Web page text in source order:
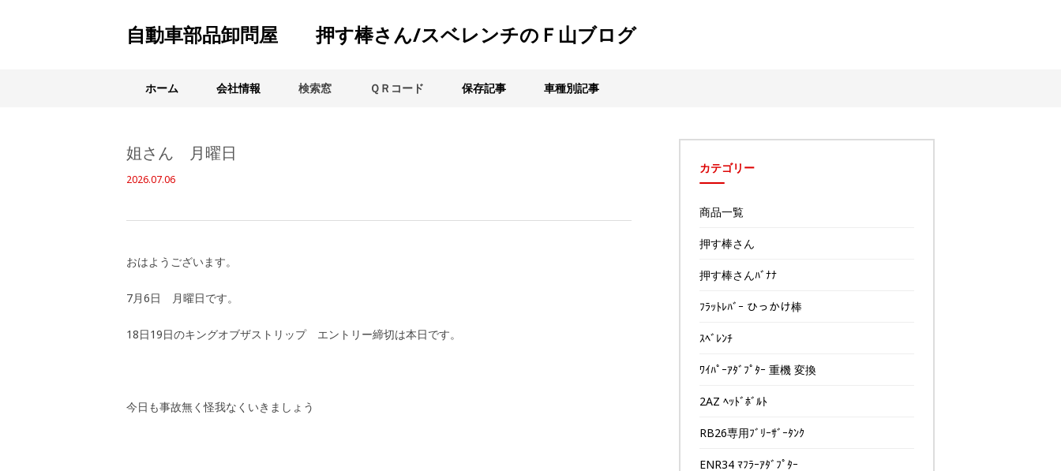
自動車部品卸問屋 押す棒さん/スベレンチのＦ山ブログ
ホーム 会社情報 検索窓 ＱＲコード 保存記事 車種別記事
姐さん 月曜日
2026.07.06
おはようございます。
7月6日 月曜日です。
18日19日のキングオブザストリップ エントリー締切は本日です。
今日も事故無く怪我なくいきましょう
カテゴリー
商品一覧
押す棒さん
押す棒さんﾊﾞﾅﾅ
ﾌﾗｯﾄﾚﾊﾞｰ ひっかけ棒
ｽﾍﾞﾚﾝﾁ
ﾜｲﾊﾟｰｱﾀﾞﾌﾟﾀｰ 重機 変換
2AZ ﾍｯﾄﾞﾎﾞﾙﾄ
RB26専用ﾌﾞﾘｰｻﾞｰﾀﾝｸ
ENR34 ﾏﾌﾗｰｱﾀﾞﾌﾟﾀｰ